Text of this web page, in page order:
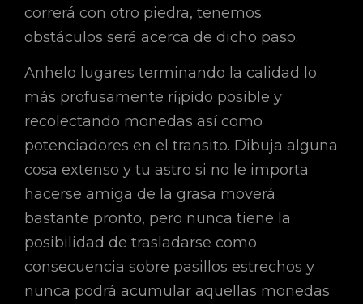
correrá con otro piedra, tenemos
obstáculos será acerca de dicho paso.
Anhelo lugares terminando la calidad lo
más profusamente rí¡pido posible y
recolectando monedas así­ como
potenciadores en el transito. Dibuja alguna
cosa extenso y tu astro si no le importa
hacerse amiga de la grasa moverá
bastante pronto, pero nunca tiene la
posibilidad de trasladarse como
consecuencia sobre pasillos estrechos y
nunca podrá acumular aquellas monedas